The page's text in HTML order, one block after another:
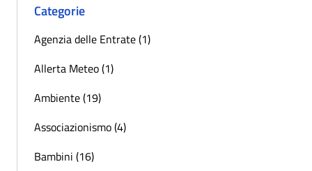
Categorie
Agenzia delle Entrate (1)
Allerta Meteo (1)
Ambiente (19)
Associazionismo (4)
Bambini (16)